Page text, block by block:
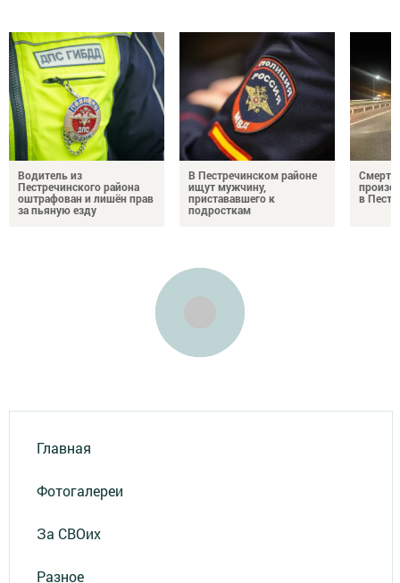
Водитель из
Пестречинского района
оштрафован и лишён прав
за пьяную езду
В Пестречинском районе
ищут мужчину,
пристававшего к
подросткам
в
Главная
Фотогалереи
За СВОих
Разное